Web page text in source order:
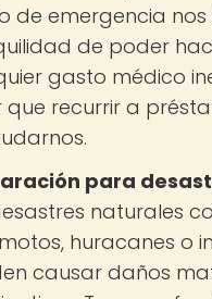
de emergencia
de poder
gasto médico
que recurrir a
para
naturales
huracanes o
causar daños